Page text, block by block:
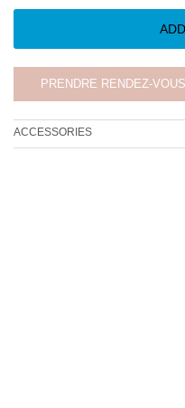
PRENDRE RENDEZ-
ACCESSORIES